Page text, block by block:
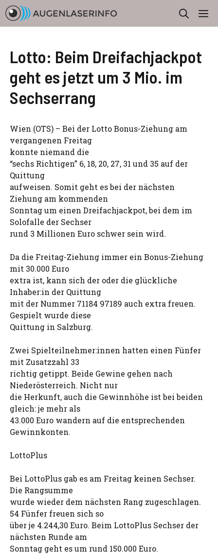
Zum
Inhalt
springen
Lotto: Beim Dreifachjackpot
geht es jetzt um 3 Mio. im
Sechserrang
Wien (OTS) – Bei der Lotto Bonus-Ziehung am
vergangenen Freitag
konnte niemand die
“sechs Richtigen” 6, 18, 20, 27, 31 und 35 auf der
Quittung
aufweisen. Somit geht es bei der nächsten
Ziehung am kommenden
Sonntag um einen Dreifachjackpot, bei dem im
Solofalle der Sechser
rund 3 Millionen Euro schwer sein wird.
Da die Freitag-Ziehung immer ein Bonus-Ziehung
mit 30.000 Euro
extra ist, kann sich der oder die glückliche
Inhaber:in der Quittung
mit der Nummer 71184 97189 auch extra freuen.
Gespielt wurde diese
Quittung in Salzburg.
Zwei Spielteilnehmer:innen hatten einen Fünfer
mit Zusatzzahl 33
richtig getippt. Beide Gewine gehen nach
Niederösterreich. Nicht nur
die Herkunft, auch die Gewinnhöhe ist bei beiden
gleich: je mehr als
43.000 Euro wandern auf die entsprechenden
Gewinnkonten.
LottoPlus
Bei LottoPlus gab es am Freitag keinen Sechser.
Die Rangsumme
wurde wieder dem nächsten Rang zugeschlagen.
54 Fünfer freuen sich so
über je 4.244,30 Euro. Beim LottoPlus Sechser der
nächsten Runde am
Sonntag geht es um rund 150.000 Euro.